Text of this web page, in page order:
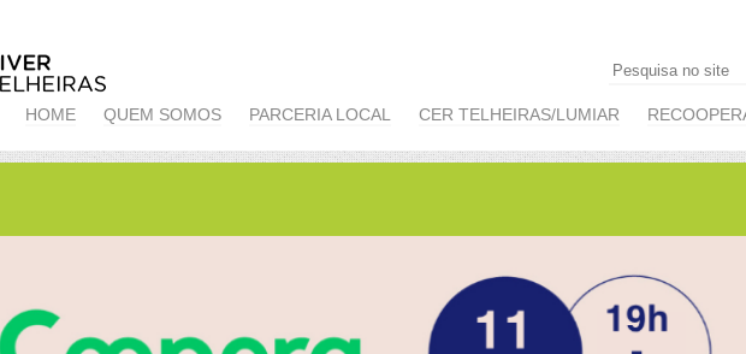
HOME QUEM SOMOS PARCERIA LOCAL CER TELHEIRAS/LUMIAR